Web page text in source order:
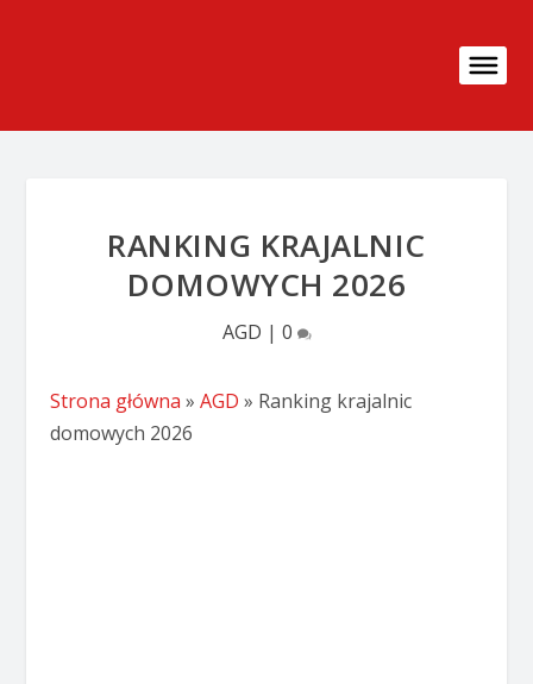
RANKING KRAJALNIC
DOMOWYCH 2026
AGD | 0
Strona główna »AGD » Ranking krajalnic
domowych 2026